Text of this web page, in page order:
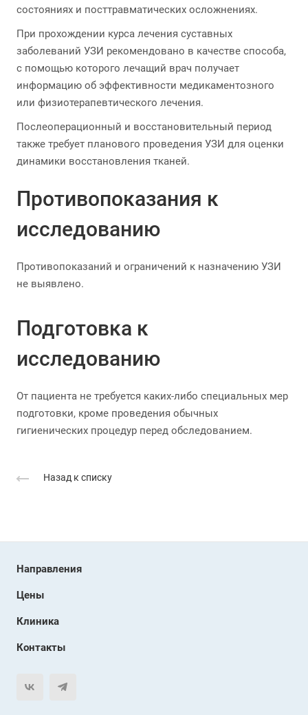
состояниях и посттравматических осложнениях.
При прохождении курса лечения суставных
заболеваний УЗИ рекомендовано в качестве способа,
с помощью которого лечащий врач получает
информацию об эффективности медикаментозного
или физиотерапевтического лечения.
Послеоперационный и восстановительный период
также требует планового проведения УЗИ для оценки
динамики восстановления тканей.
Противопоказания к
исследованию
Противопоказаний и ограничений к назначению УЗИ
не выявлено.
Подготовка к
исследованию
От пациента не требуется каких-либо специальных мер
подготовки, кроме проведения обычных
гигиенических процедур перед обследованием.
Назад к списку
Направления
Цены
Клиника
Контакты